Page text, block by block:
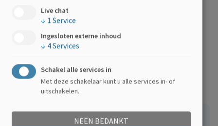
om MS-Liga Vlaanderen (financieel) te steunen en haar
functie als Tupperware consulente hiervoor te
Live chat
↓ 1 Service
Ingesloten externe inhoud
↓ 4Services
Schakel alle services in
Met deze schakelaar kunt u alle services in- of
uitschakelen.
NEEN BEDANKT